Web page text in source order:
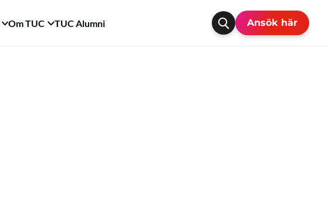
Om TUC TUC Alumni Ansök här